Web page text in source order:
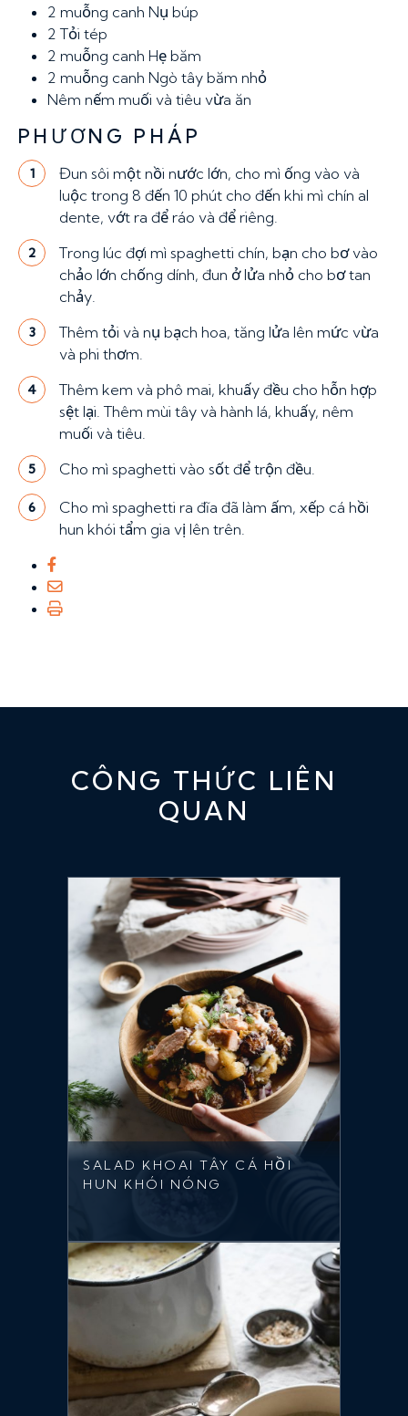
2 muỗng canh Nụ búp
2Tỏi tép
2 muỗng canh Hẹ băm
2 muỗng canh Ngò tây băm nhỏ
Nêm nếm muối và tiêu vừa ăn
PHƯƠNG PHÁP
1
Đun sôi một nồi nước lớn, cho mì ống vào và
luộc trong 8 đến 10 phút cho đến khi mì chín al
dente, vớt ra để ráo và để riêng.
2
Trong lúc đợi mì spaghetti chín, bạn cho bơ vào
chảo lớn chống dính, đun ở lửa nhỏ cho bơ tan
chảy.
3
Thêm tỏi và nụ bạch hoa, tăng lửa lên mức vừa
và phi thơm.
4
Thêm kem và phô mai, khuấy đều cho hỗn hợp
sệt lại. Thêm mùi tây và hành lá, khuấy, nêm
muối và tiêu.
5 Cho mì spaghetti vào sốt để trộn đều.
6
Cho mì spaghetti ra đĩa đã làm ấm, xếp cá hồi
hun khói tẩm gia vị lên trên.
CÔNG THỨC LIÊN
QUAN
SALAD KHOAI TÂY CÁ HỒI
HUN KHÓI NÓNG